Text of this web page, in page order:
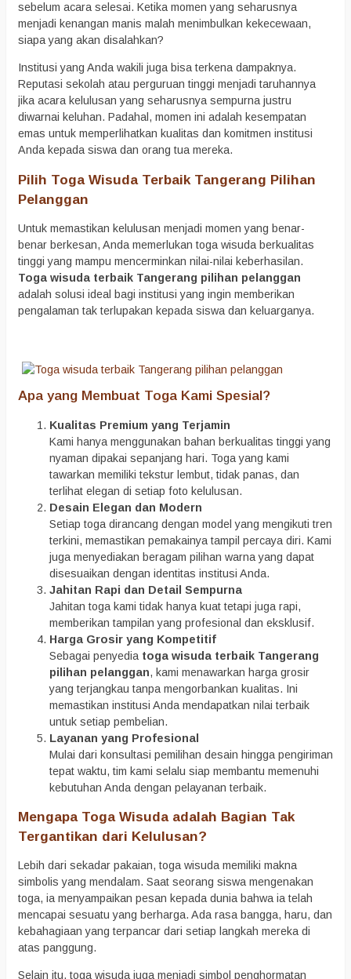
sebelum acara selesai. Ketika momen yang seharusnya
menjadi kenangan manis malah menimbulkan kekecewaan,
siapa yang akan disalahkan?
Institusi yang Anda wakili juga bisa terkena dampaknya.
Reputasi sekolah atau perguruan tinggi menjadi taruhannya
jika acara kelulusan yang seharusnya sempurna justru
diwarnai keluhan. Padahal, momen ini adalah kesempatan
emas untuk memperlihatkan kualitas dan komitmen institusi
Anda kepada siswa dan orang tua mereka.
Pilih Toga Wisuda Terbaik Tangerang Pilihan
Pelanggan
Untuk memastikan kelulusan menjadi momen yang benar-
benar berkesan, Anda memerlukan toga wisuda berkualitas
tinggi yang mampu mencerminkan nilai-nilai keberhasilan.
Toga wisuda terbaik Tangerang pilihan pelanggan
adalah solusi ideal bagi institusi yang ingin memberikan
pengalaman tak terlupakan kepada siswa dan keluarganya.
Apa yang Membuat Toga Kami Spesial?
Kualitas Premium yang Terjamin
Kami hanya menggunakan bahan berkualitas tinggi yang
nyaman dipakai sepanjang hari. Toga yang kami
tawarkan memiliki tekstur lembut, tidak panas, dan
terlihat elegan di setiap foto kelulusan.
Desain Elegan dan Modern
Setiap toga dirancang dengan model yang mengikuti tren
terkini, memastikan pemakainya tampil percaya diri. Kami
juga menyediakan beragam pilihan warna yang dapat
disesuaikan dengan identitas institusi Anda.
Jahitan Rapi dan Detail Sempurna
Jahitan toga kami tidak hanya kuat tetapi juga rapi,
memberikan tampilan yang profesional dan eksklusif.
Harga Grosir yang Kompetitif
Sebagai penyedia toga wisuda terbaik Tangerang
pilihan pelanggan, kami menawarkan harga grosir
yang terjangkau tanpa mengorbankan kualitas. Ini
memastikan institusi Anda mendapatkan nilai terbaik
untuk setiap pembelian.
Layanan yang Profesional
Mulai dari konsultasi pemilihan desain hingga pengiriman
tepat waktu, tim kami selalu siap membantu memenuhi
kebutuhan Anda dengan pelayanan terbaik.
Mengapa Toga Wisuda adalah Bagian Tak
Tergantikan dari Kelulusan?
Lebih dari sekadar pakaian, toga wisuda memiliki makna
simbolis yang mendalam. Saat seorang siswa mengenakan
toga, ia menyampaikan pesan kepada dunia bahwa ia telah
mencapai sesuatu yang berharga. Ada rasa bangga, haru, dan
kebahagiaan yang terpancar dari setiap langkah mereka di
atas panggung.
Selain itu, toga wisuda juga menjadi simbol penghormatan